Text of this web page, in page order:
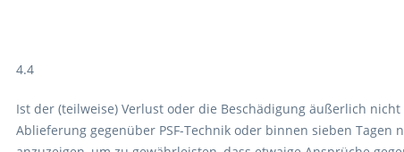
4.4
Ist der (teilweise) Verlust oder die Beschädigung äußerlich
Ablieferung gegenüber PSF-Technik oder binnen sieben